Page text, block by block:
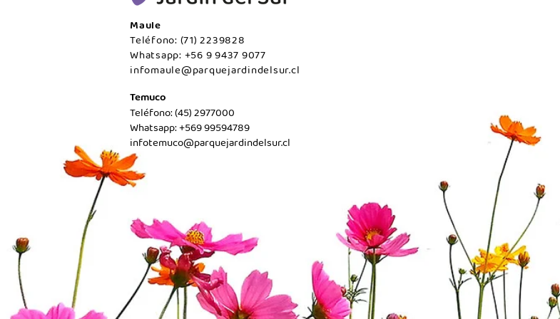
Maule
Teléfono: (71) 2239828
Whatsapp: +56 9 9437 9077
infomaule@parquejardindelsur.cl
Temuco
Teléfono: (45) 2977000
Whatsapp: +569 99594789
infotemuco@parquejardindelsur.cl